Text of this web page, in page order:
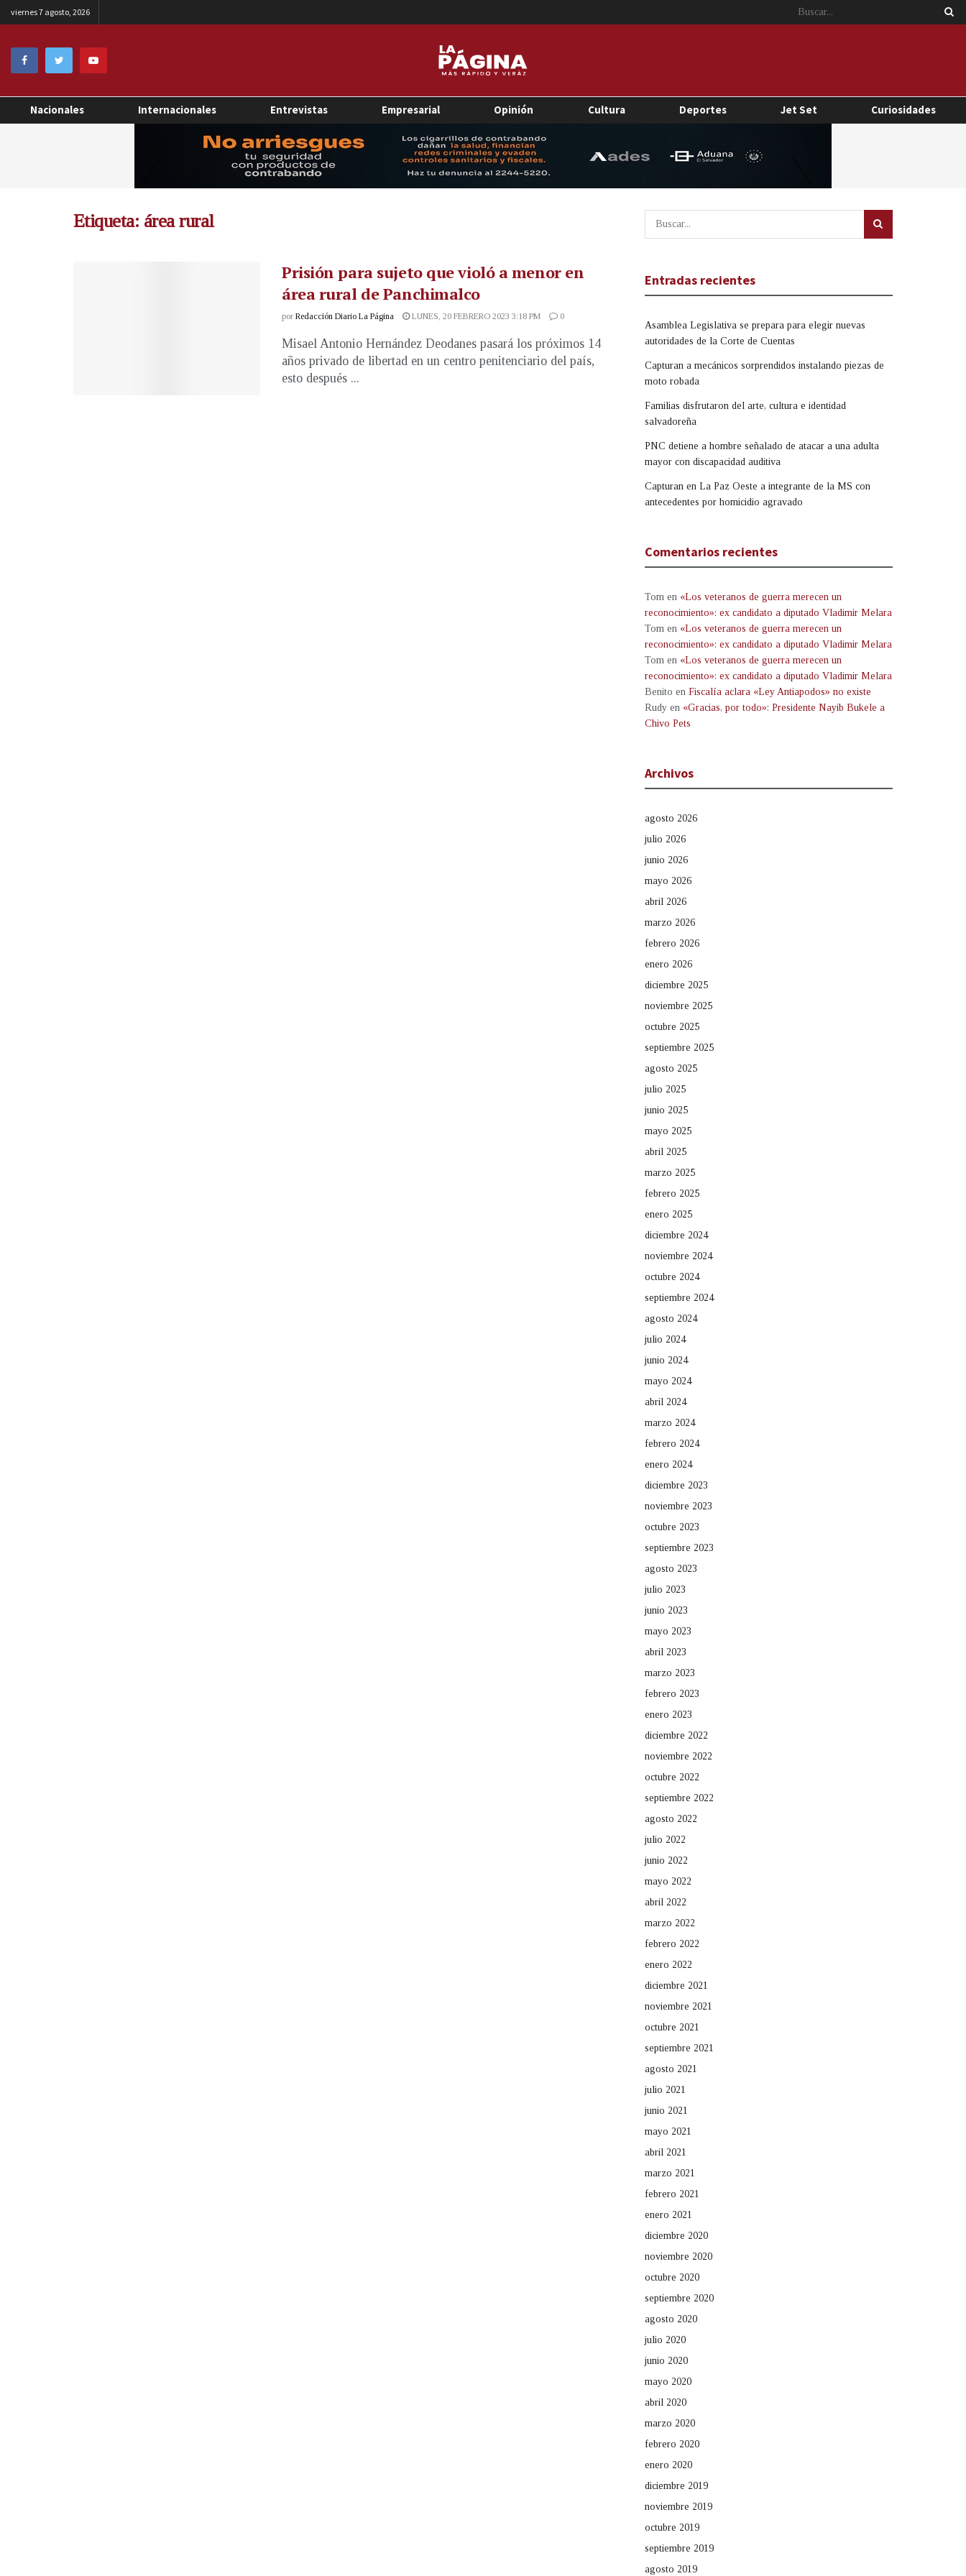
viernes 7 agosto, 2026
Nacionales Internacionales Entrevistas Empresarial Opinión Cultura Deportes Jet Set Curiosidades
Etiqueta: área rural
Prisión para sujeto que violó a menor en
área rural de Panchimalco
por Redacción Diario La Página LUNES, 20 FEBRERO 2023 3:18 PM 0
Misael Antonio Hernández Deodanes pasará los próximos 14
años privado de libertad en un centro penitenciario del país,
esto después ...
Entradas recientes
Asamblea Legislativa se prepara para elegir nuevas
autoridades de la Corte de Cuentas
Capturan a mecánicos sorprendidos instalando piezas de
moto robada
Familias disfrutaron del arte, cultura e identidad
salvadoreña
PNC detiene a hombre señalado de atacar a una adulta
mayor con discapacidad auditiva
Capturan en La Paz Oeste a integrante de la MS con
antecedentes por homicidio agravado
Comentarios recientes
Tom en «Los veteranos de guerra merecen un
reconocimiento»: ex candidato a diputado Vladimir Melara
Tom en «Los veteranos de guerra merecen un
reconocimiento»: ex candidato a diputado Vladimir Melara
Tom en «Los veteranos de guerra merecen un
reconocimiento»: ex candidato a diputado Vladimir Melara
Benito en Fiscalía aclara «Ley Antiapodos» no existe
Rudy en «Gracias, por todo»: Presidente Nayib Bukele a
Chivo Pets
Archivos
agosto 2026
julio 2026
junio 2026
mayo 2026
abril 2026
marzo 2026
febrero 2026
enero 2026
diciembre 2025
noviembre 2025
octubre 2025
septiembre 2025
agosto 2025
julio 2025
junio 2025
mayo 2025
abril 2025
marzo 2025
febrero 2025
enero 2025
diciembre 2024
noviembre 2024
octubre 2024
septiembre 2024
agosto 2024
julio 2024
junio 2024
mayo 2024
abril 2024
marzo 2024
febrero 2024
enero 2024
diciembre 2023
noviembre 2023
octubre 2023
septiembre 2023
agosto 2023
julio 2023
junio 2023
mayo 2023
abril 2023
marzo 2023
febrero 2023
enero 2023
diciembre 2022
noviembre 2022
octubre 2022
septiembre 2022
agosto 2022
julio 2022
junio 2022
mayo 2022
abril 2022
marzo 2022
febrero 2022
enero 2022
diciembre 2021
noviembre 2021
octubre 2021
septiembre 2021
agosto 2021
julio 2021
junio 2021
mayo 2021
abril 2021
marzo 2021
febrero 2021
enero 2021
diciembre 2020
noviembre 2020
octubre 2020
septiembre 2020
agosto 2020
julio 2020
junio 2020
mayo 2020
abril 2020
marzo 2020
febrero 2020
enero 2020
diciembre 2019
noviembre 2019
octubre 2019
septiembre 2019
agosto 2019